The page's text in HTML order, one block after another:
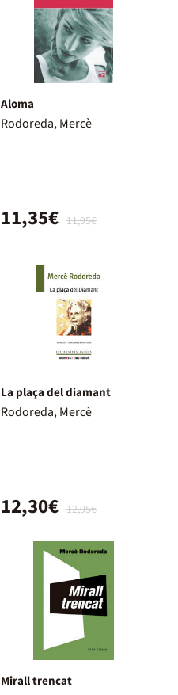
Aloma
Rodoreda, Mercè
11,95€
11,35€
La plaça del diamant
Rodoreda, Mercè
12,95€
12,30€
Mirall trencat